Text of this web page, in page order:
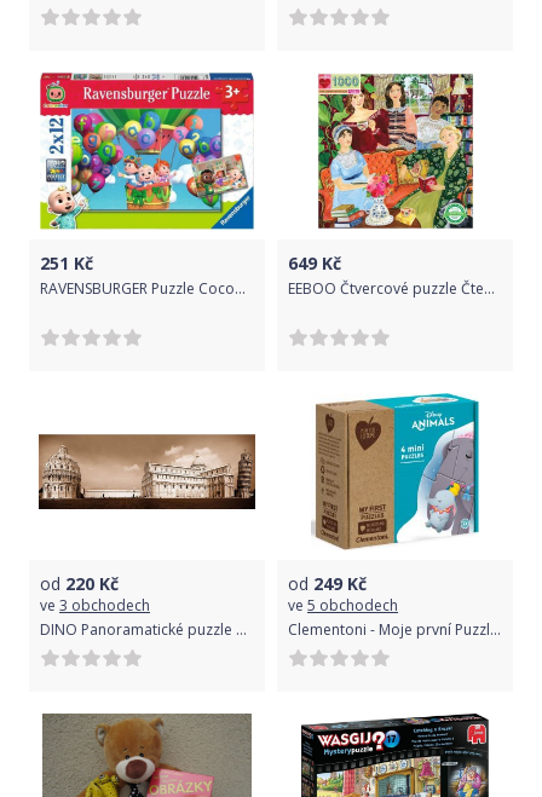
251 Kč
RAVENSBURGER Puzzle Cocomelon 2x12 dílků
649 Kč
EEBOO Čtvercové puzzle Čtenářský klub Jane Austen 1000 dílků
od 220 Kč
ve 3 obchodech
DINO Panoramatické puzzle Pohled na Pisu 1000 dílků
od 249 Kč
ve 5 obchodech
Clementoni - Moje první Puzzle - Zvířata